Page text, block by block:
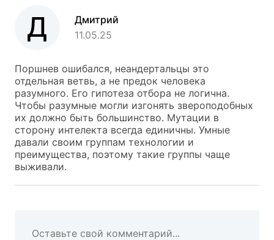
Д
Дмитрий
11.05.25
Поршнев ошибался, неандертальцы это
отдельная ветвь, а не предок человека
разумного. Его гипотеза отбора не логична.
Чтобы разумные могли изгонять звероподобных
их должно быть большинство. Мутации в
сторону интелекта всегда единичны. Умные
давали своим группам технологии и
преимущества, поэтому такие группы чаще
выживали.